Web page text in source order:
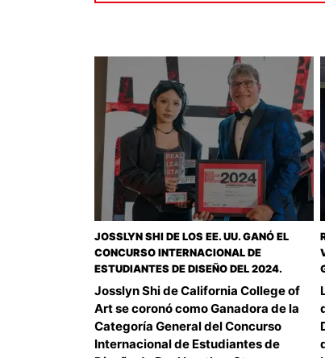
JOSSLYN SHI DE LOS EE. UU. GANÓ EL
CONCURSO INTERNACIONAL DE
ESTUDIANTES DE DISEÑO DEL 2024.
Josslyn Shi de California College of
Art se coronó como Ganadora de la
Categoría General del Concurso
Internacional de Estudiantes de